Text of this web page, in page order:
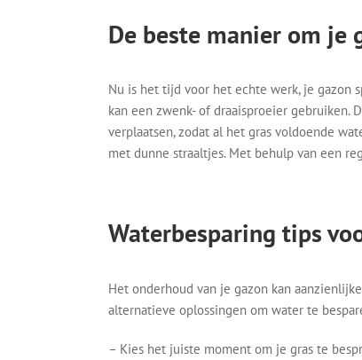
De beste manier om je
Nu is het tijd voor het echte werk, je gazon
kan een zwenk- of draaisproeier
verplaatsen, zodat al het gras voldoende
met dunne straaltjes. Met behulp van een
Waterbesparing tips
Het onderhoud van je gazon kan
alternatieve oplossingen om water te
– Kies het juiste moment om je gras te